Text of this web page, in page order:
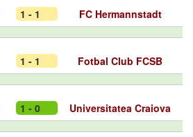
1 - 1 FC Hermannstadt
1 - 1 Fotbal Club FCSB
1 - 0 Universitatea Craiova